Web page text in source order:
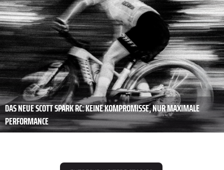
DAS NEUE SCOTT SPARK RC: KEINE KOMPROMISSE, NUR MAXIMALE
PERFORMANCE